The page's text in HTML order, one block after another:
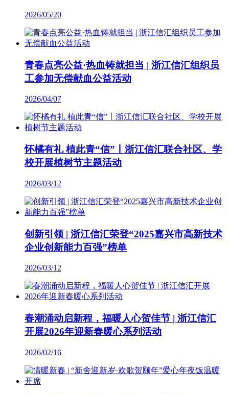
2026/05/20
青春点亮公益·热血铸就担当 | 浙江信汇组织员
工参加无偿献血公益活动
2026/04/07
怀橘有礼 植此青“信”丨浙江信汇联合社区、学
校开展植树节主题活动
2026/03/12
创新引领 | 浙江信汇荣登“2025嘉兴市高新技术
企业创新能力百强”榜单
2026/03/12
春潮涌动启新程，福暖人心贺佳节 | 浙江信汇
开展2026年迎新春暖心系列活动
2026/02/16